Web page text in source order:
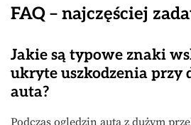
FAQ – najczęściej
Jakie są typowe znaki
ukryte uszkodzenia przy
auta?
Podczas oględzin auta z dużym